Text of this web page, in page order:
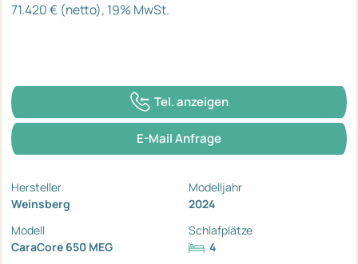
71.420 € (netto), 19% MwSt.
Tel. anzeigen
E-Mail Anfrage
Hersteller
Weinsberg
Modelljahr
2024
Modell
CaraCore 650 MEG
Schlafplätze
4